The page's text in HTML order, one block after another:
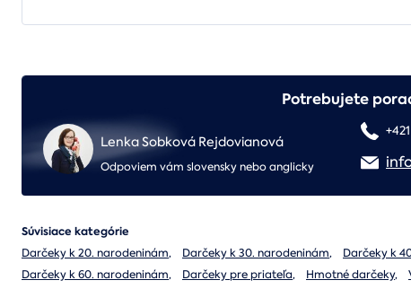
Potrebujete
Lenka Sobková Rejdovianová
Odpoviem vám slovensky nebo anglicky
Súvisiace kategórie
Darčeky k 20. narodeninám, Darčeky k 30. narodeninám, Darčeky k
Darčeky k 60. narodeninám, Darčeky pre priateľa, Hmotné darčeky,